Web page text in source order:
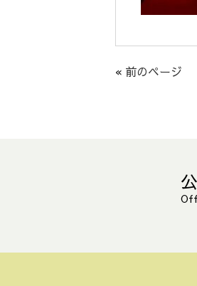
« 前のページ